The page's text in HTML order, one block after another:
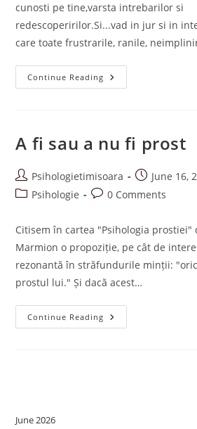
cunosti pe tine,varsta intrebarilor si
redescoperirilor.Si...vad in jur si in
care toate frustrarile, ranile,
Continue Reading Floarea
Vieții
A fi sau a nu fi prost
Post
author:
Psihologietimisoara
Post
published:
June 16,
PostPsihologie
Post0 Comments
Citisem în cartea "Psihologia prostiei"
Marmion o propoziție, pe cât de
rezonantă în străfundurile minții:
prostul lui." Și dacă acest…
Continue Reading A
Fi
June 2026